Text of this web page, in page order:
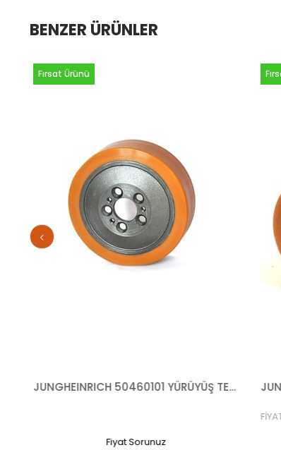
BENZER ÜRÜNLER
JUNGHEINRICH 50460101 YÜRÜYÜŞ TEKERİ 400 TL+KDV
Fırsat Ürünü
Fiyat Sorunuz